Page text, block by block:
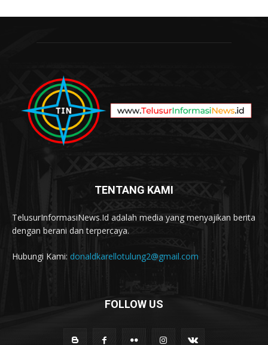
TENTANG KAMI
TelusurInformasiNews.Id adalah media yang menyajikan berita
dengan berani dan terpercaya.
Hubungi Kami: donaldkarellotulung2@gmail.com
FOLLOW US